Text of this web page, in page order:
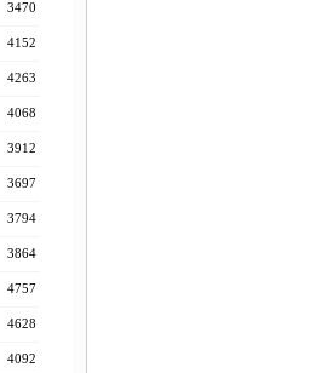
3470
4152
4263
4068
3912
3697
3794
3864
4757
4628
4092